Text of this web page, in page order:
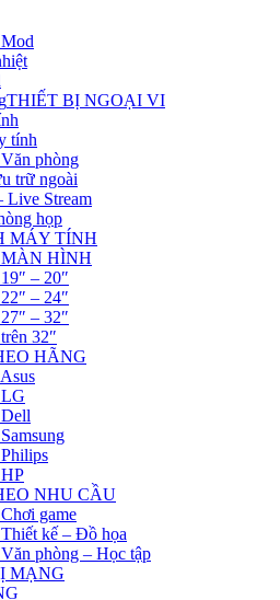
THIẾT BỊ NGOẠI VI
tính
phòng
trữ ngoài
Live Stream
họp
MÁY TÍNH
HÌNH
– 20″
– 24″
– 32″
32″
HÃNG
NHU CẦU
game
kế – Đồ họa
phòng – Học tập
MẠNG